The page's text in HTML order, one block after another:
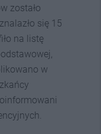
zostało
się 15
na listę
w